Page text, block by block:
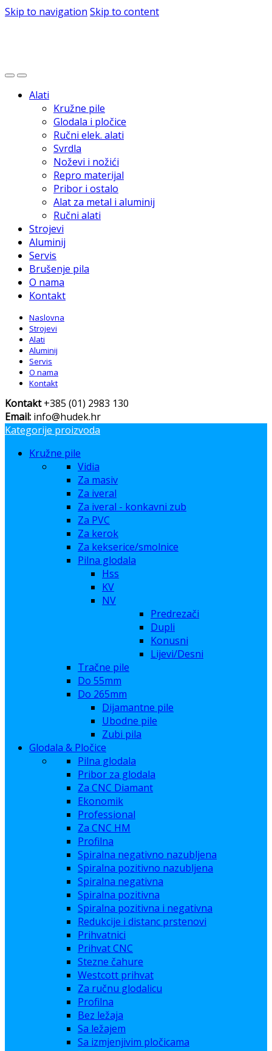
Skip to navigation Skip to content
Alati
Kružne pile
Glodala i pločice
Ručni elek. alati
Svrdla
Noževi i nožići
Repro materijal
Pribor i ostalo
Alat za metal i aluminij
Ručni alati
Strojevi
Aluminij
Servis
Brušenje pila
O nama
Kontakt
Naslovna
Strojevi
Alati
Aluminij
Servis
O nama
Kontakt
Kontakt+385 (01) 2983 130
Email: info@hudek.hr
Kategorije proizvoda
Kružne pile
Vidia
Za masiv
Za iveral
Za iveral - konkavni zub
Za PVC
Za kerok
Za kekserice/smolnice
Pilna glodala
Hss
KV
NV
Predrezači
Dupli
Konusni
Lijevi/Desni
Tračne pile
Do 55mm
Do 265mm
Dijamantne pile
Ubodne pile
Zubi pila
Glodala & Pločice
Pilna glodala
Pribor za glodala
Za CNC Diamant
Ekonomik
Professional
Za CNC HM
Profilna
Spiralna negativno nazubljena
Spiralna pozitivno nazubljena
Spiralna negativna
Spiralna pozitivna
Spiralna pozitivna i negativna
Redukcije i distanc prstenovi
Prihvatnici
Prihvat CNC
Stezne čahure
Westcott prihvat
Za ručnu glodalicu
Profilna
Bez ležaja
Sa ležajem
Sa izmjenjivim pločicama